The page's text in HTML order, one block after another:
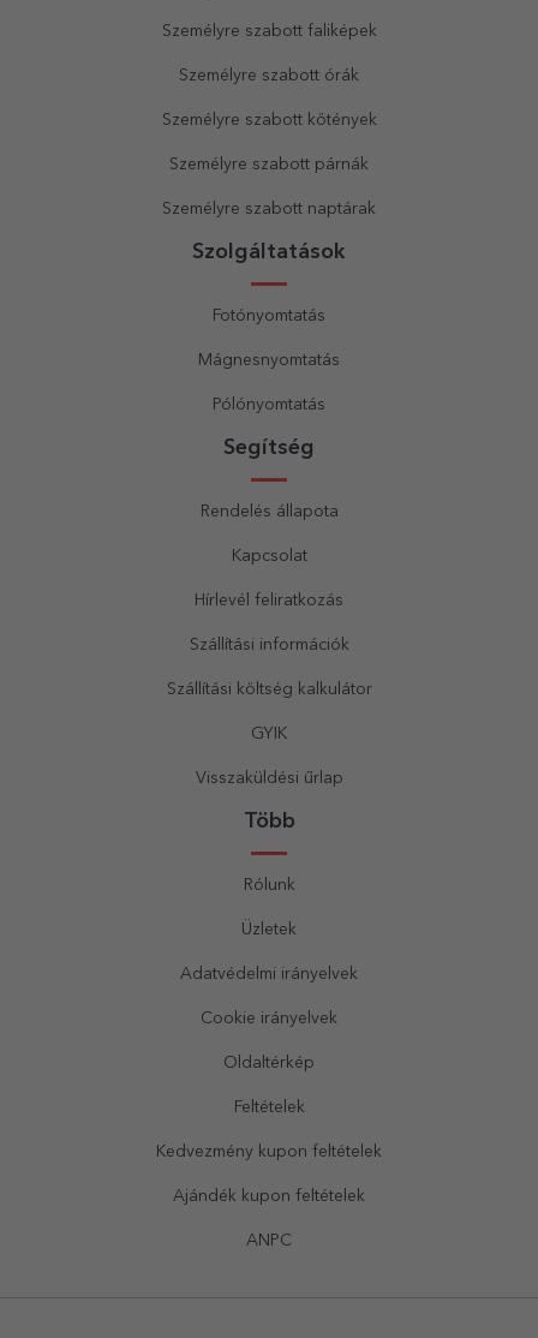
Személyre szabott faliképek
Személyre szabott órák
Személyre szabott kötények
Személyre szabott párnák
Személyre szabott naptárak
Szolgáltatások
Fotónyomtatás
Mágnesnyomtatás
Pólónyomtatás
Segítség
Rendelés állapota
Kapcsolat
Hírlevél feliratkozás
Szállítási információk
Szállítási költség kalkulátor
GYIK
Visszaküldési űrlap
Több
Rólunk
Üzletek
Adatvédelmi irányelvek
Cookie irányelvek
Oldaltérkép
Feltételek
Kedvezmény kupon feltételek
Ajándék kupon feltételek
ANPC